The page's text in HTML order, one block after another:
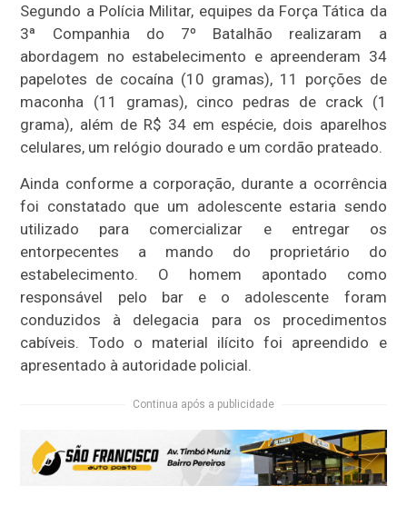
Segundo a Polícia Militar, equipes da Força Tática da
3ª Companhia do 7º Batalhão realizaram a
abordagem no estabelecimento e apreenderam 34
papelotes de cocaína (10 gramas), 11 porções de
maconha (11 gramas), cinco pedras de crack (1
grama), além de R$ 34 em espécie, dois aparelhos
celulares, um relógio dourado e um cordão prateado.
Ainda conforme a corporação, durante a ocorrência
foi constatado que um adolescente estaria sendo
utilizado para comercializar e entregar os
entorpecentes a mando do proprietário do
estabelecimento. O homem apontado como
responsável pelo bar e o adolescente foram
conduzidos à delegacia para os procedimentos
cabíveis. Todo o material ilícito foi apreendido e
apresentado à autoridade policial.
Continua após a publicidade